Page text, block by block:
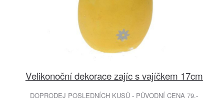
Velikonoční dekorace zajíc s vajíčkem 17cm
DOPRODEJ POSLEDNÍCH KUSŮ - PŮVODNÍ CENA 79.-